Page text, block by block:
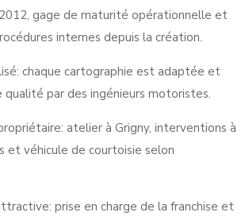
gage de maturité opérationnelle et
internes depuis la création.
chaque cartographie est adaptée et
qualité par des ingénieurs motoristes.
atelier à Grigny, interventions à
et véhicule de courtoisie selon
prise en charge de la franchise et